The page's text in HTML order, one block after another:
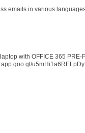
emails in various
with OFFICE 365